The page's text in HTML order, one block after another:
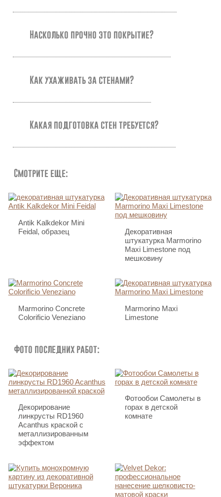
Насколько прочно это покрытие?
Как ухаживать за стенами?
Какая подготовка стен требуется?
Смотрите еще:
Antik Kalkdekor Mini
Feidal, образец
Декоративная
штукатурка Marmorino
Maxi Limestone под
мешковину
Marmorino Concrete
Colorificio Veneziano
Marmorino Maxi
Limestone
Фото последних работ:
Декорирование
линкрусты RD1960
Acanthus краской с
металлизированным
эффектом
Фотообои Самолеты в
горах в детской
комнате